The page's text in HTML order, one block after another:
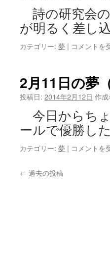
ぶ
会）
は
詩の研究会
が明るく差し
カテゴリー: 夢 | 2
の
夢
長
室）
は
コメントを
2月11日の夢
投稿日: 2014年2月12日 作
今日からち
ールで優勝し
カテゴリー: 夢 | 2
コメントを
← 過去の投稿